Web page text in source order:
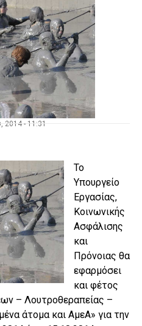
2014 - 11:31
Το
Υπουργείο
Εργασίας,
Κοινωνικής
Ασφάλισης
και
Πρόνοιας θα
εφαρμόσει
και φέτος
– Λουτροθεραπείας –
άτομα και ΑμεΑ» για την